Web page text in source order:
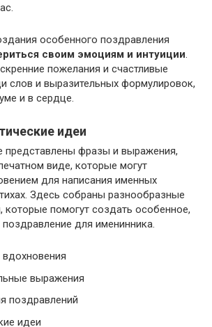
особенного поздравления
своим эмоциям и интуиции
пожелания и счастливые
слов и выразительных формулировок,
и в сердце.
идеи
представлены фразы и выражения,
виде, которые могут
для написания именных
Здесь собраны разнообразные
которые помогут создать особенное,
для именинника.
выражения
поздравлений
идеи